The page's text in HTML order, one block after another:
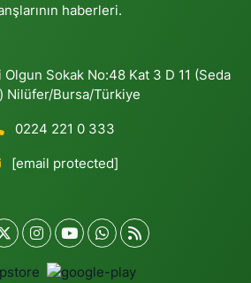
haberleri.
Olgun Sokak No:48 Kat 3 D 11 (Seda
Nilüfer/Bursa/Türkiye
0224 221 0 333
[email protected]